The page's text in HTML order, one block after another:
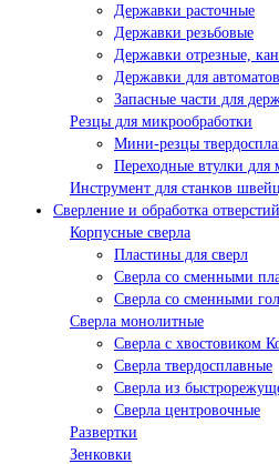
Державки расточные
Державки резьбовые
Державки отрезные,
Державки для
Запасные части для
Резцы для микрообработки
Мини-резцы
Переходные втулки для
Инструмент для станков
Сверление и обработка отверстий
Корпусные сверла
Пластины для сверл
Сверла со сменными
Сверла со сменными
Сверла монолитные
Сверла с хвостовиком
Сверла твердосплавные
Сверла из
Сверла центровочные
Развертки
Зенковки